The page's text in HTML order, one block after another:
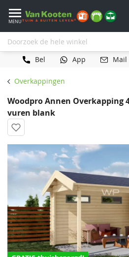
MENU
Bel App Mail
Overkappingen
Woodpro Annen Overkapping
vuren blank